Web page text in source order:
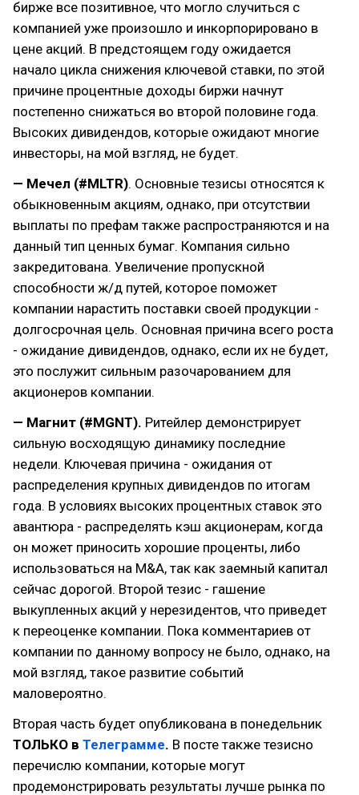
бирже все позитивное, что могло случиться с
компанией уже произошло и инкорпорировано в
цене акций. В предстоящем году ожидается
начало цикла снижения ключевой ставки, по этой
причине процентные доходы биржи начнут
постепенно снижаться во второй половине года.
Высоких дивидендов, которые ожидают многие
инвесторы, на мой взгляд, не будет.
— Мечел (#MLTR). Основные тезисы относятся к
обыкновенным акциям, однако, при отсутствии
выплаты по префам также распространяются и на
данный тип ценных бумаг. Компания сильно
закредитована. Увеличение пропускной
способности ж/д путей, которое поможет
компании нарастить поставки своей продукции -
долгосрочная цель. Основная причина всего роста
- ожидание дивидендов, однако, если их не будет,
это послужит сильным разочарованием для
акционеров компании.
— Магнит (#MGNT). Ритейлер демонстрирует
сильную восходящую динамику последние
недели. Ключевая причина - ожидания от
распределения крупных дивидендов по итогам
года. В условиях высоких процентных ставок это
авантюра - распределять кэш акционерам, когда
он может приносить хорошие проценты, либо
использоваться на M&A, так как заемный капитал
сейчас дорогой. Второй тезис - гашение
выкупленных акций у нерезидентов, что приведет
к переоценке компании. Пока комментариев от
компании по данному вопросу не было, однако, на
мой взгляд, такое развитие событий
маловероятно.
Вторая часть будет опубликована в понедельник
ТОЛЬКО в Телеграмме. В посте также тезисно
перечислю компании, которые могут
продемонстрировать результаты лучше рынка по